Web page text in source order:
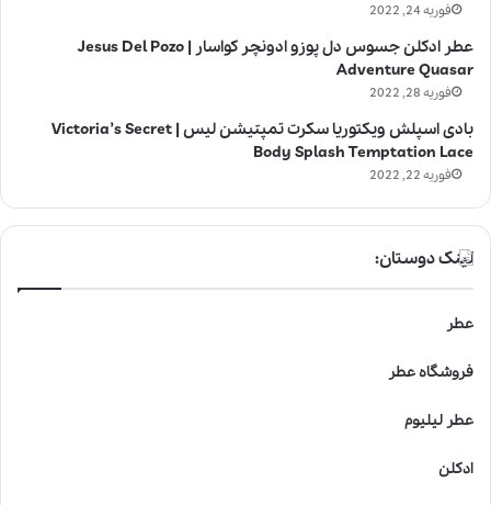
فوریه 24, 2022
عطر ادکلن جسوس دل پوزو ادونچر کواسار | Jesus Del Pozo
Adventure Quasar
فوریه 28, 2022
بادی اسپلش ویکتوریا سکرت تمپتیشن لیس | Victoria’s Secret
Body Splash Temptation Lace
فوریه 22, 2022
لینک دوستان:
عطر
فروشگاه عطر
عطر لیلیوم
ادکلن